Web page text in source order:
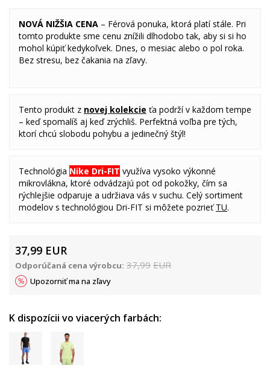
NOVÁ NIŽŠIA CENA – Férová ponuka, ktorá platí stále. Pri
tomto produkte sme cenu znížili dlhodobo tak, aby si si ho
mohol kúpiť kedykoľvek. Dnes, o mesiac alebo o pol roka.
Bez stresu, bez čakania na zľavy.
Tento produkt z novej kolekcie ťa podrží v každom tempe
– keď spomalíš aj keď zrýchliš. Perfektná voľba pre tých,
ktorí chcú slobodu pohybu a jedinečný štýl!
Technológia Nike Dri-FIT využíva vysoko výkonné
mikrovlákna, ktoré odvádzajú pot od pokožky, čím sa
rýchlejšie odparuje a udržiava vás v suchu. Celý sortiment
modelov s technológiou Dri-FIT si môžete pozrieťTU.
37,99 EUR
Odporúčaná cena výrobcu: 37,99 EUR
Upozorniť ma na zľavy
K dispozícii vo viacerých farbách: